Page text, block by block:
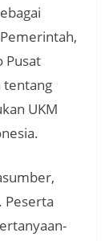
Pusat
tentang
UKM
Peserta